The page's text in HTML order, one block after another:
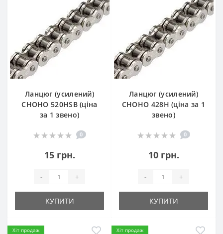
Ланцюг (усилений)
СHOHO 520HSB (ціна
за 1 звено)
0
15 грн.
- +
КУПИТИ
Ланцюг (усилений)
СHOHO 428H (ціна за 1
звено)
0
10 грн.
- +
КУПИТИ
Хіт продаж Хіт продаж